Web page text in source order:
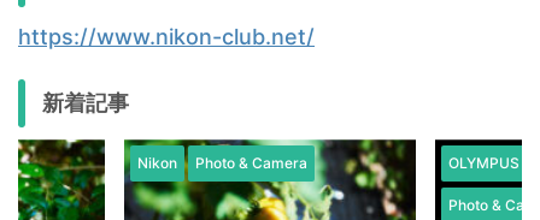
https://www.nikon-club.net/
新着記事
Nikon Photo & Camera OLYMPUS /
Photo &